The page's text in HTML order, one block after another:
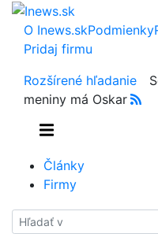
O Inews.skPodmienky
Pridaj firmu
Rozšírené hľadanie
meniny má Oskar
Články
Firmy
Hladať